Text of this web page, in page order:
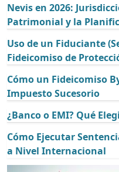
Nevis en 2026:
Patrimonial y la
Uso de un Fiduciante
Fideicomiso de
Cómo un Fideicomiso
Impuesto Sucesorio
¿Banco o EMI? Qué
Cómo Ejecutar
a Nivel Internacional